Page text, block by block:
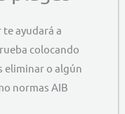
ayudará a
colocando
eliminar o algún
normas AIB